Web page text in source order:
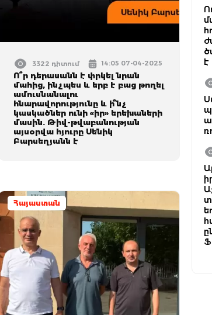
3322 դիտում 14:05 07-04-2025
Ո՞ր դերասանն է փրկել նրան
մահից, ինչպես և երբ է բաց թողել
ամուսնանալու
հնարավորությունը և ի՞նչ
կասկածներ ունի «իր» երեխաների
մասին. Թիվ-թվաբանության
այսօրվա հյուրը Սենիկ
Բարսեղյանն է
Հայաստան
է